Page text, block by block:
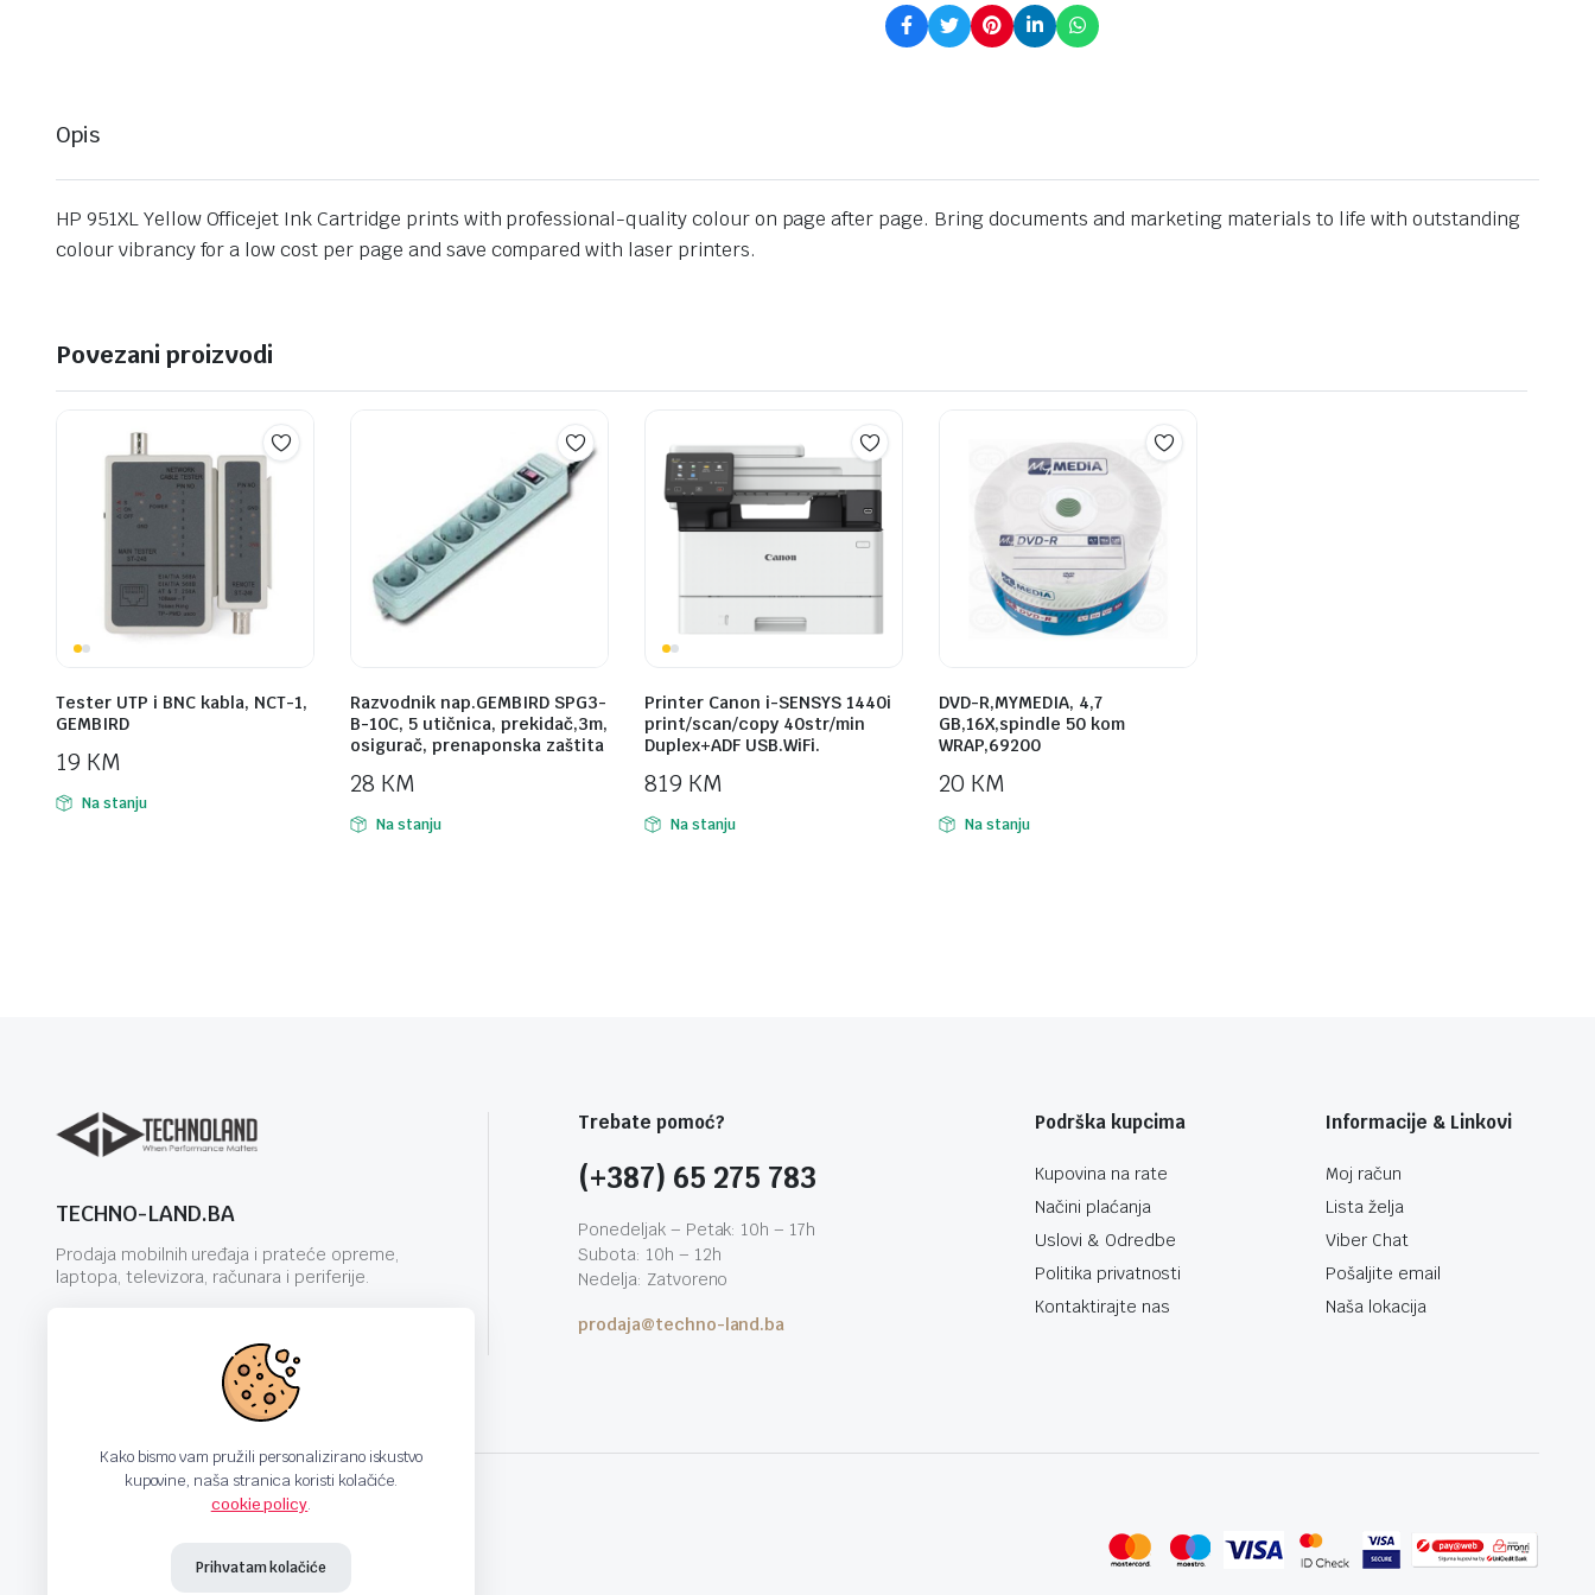
Opis
HP 951XL Yellow Officejet Ink Cartridge prints with professional-quality colour on page after page. Bring documents and marketing materials to life with outstanding
colour vibrancy for a low cost per page and save compared with laser printers.
Povezani proizvodi
Tester UTP i BNC kabla, NCT-1,
GEMBIRD
19 KM
Na stanju
Razvodnik nap.GEMBIRD SPG3-
B-10C, 5 utičnica, prekidač,3m,
osigurač, prenaponska zaštita
28 KM
Na stanju
Printer Canon i-SENSYS 1440i
print/scan/copy 40str/min
Duplex+ADF USB.WiFi.
819 KM
Na stanju
DVD-R,MYMEDIA, 4,7
GB,16X,spindle 50 kom
WRAP,69200
20 KM
Na stanju
TECHNO-LAND.BA
Prodaja mobilnih uređaja i prateće opreme,
laptopa, televizora, računara i periferije.
Trebate pomoć?
(+387) 65 275 783
Ponedeljak – Petak: 10h – 17h
Subota: 10h – 12h
Nedelja: Zatvoreno
prodaja@techno-land.ba
Podrška kupcima
Kupovina na rate
Načini plaćanja
Uslovi & Odredbe
Politika privatnosti
Kontaktirajte nas
Informacije & Linkovi
Moj račun
Lista želja
Viber Chat
Pošaljite email
Naša lokacija
Kako bismo vam pružili personalizirano iskustvo
kupovine, naša stranica koristi kolačiće.
cookie policy.
Prihvatam kolačiće